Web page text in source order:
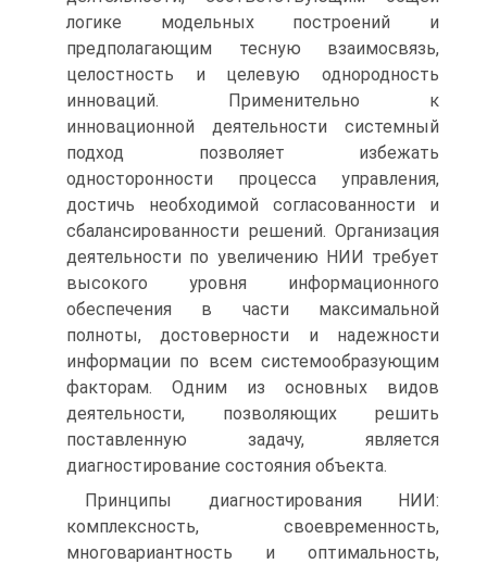
логике модельных построений и
предполагающим тесную взаимосвязь,
целостность и целевую однородность
инноваций. Применительно к
инновационной деятельности системный
подход позволяет избежать
односторонности процесса управления,
достичь необходимой согласованности и
сбалансированности решений. Организация
деятельности по увеличению НИИ требует
высокого уровня информационного
обеспечения в части максимальной
полноты, достоверности и надежности
информации по всем системообразующим
факторам. Одним из основных видов
деятельности, позволяющих решить
поставленную задачу, является
диагностирование состояния объекта.
Принципы диагностирования НИИ:
комплексность, своевременность,
многовариантность и оптимальность,